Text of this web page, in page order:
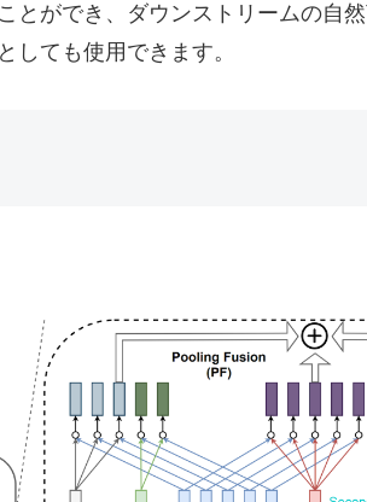
とができ、ダウンストリームの自
しても使用できます。